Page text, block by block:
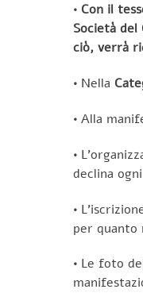
• Con il
Società
ciò, verrà
• Nella
• Alla
•
declina
•
per quanto
• Le foto